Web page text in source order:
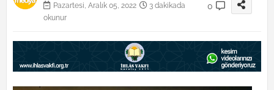
Pazartesi, Aralık 05, 2022
3 dakikada
okunur
0